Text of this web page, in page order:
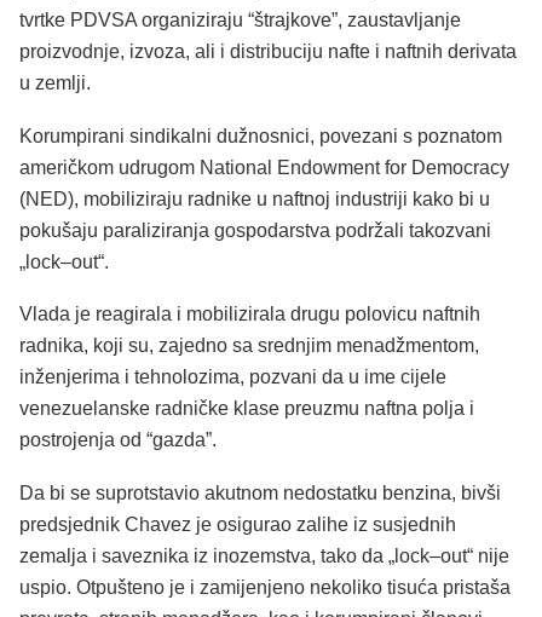
tvrtke PDVSA organiziraju “štrajkove”, zaustavljanje
proizvodnje, izvoza, ali i distribuciju nafte i naftnih derivata
u zemlji.
Korumpirani sindikalni dužnosnici, povezani s poznatom
američkom udrugom National Endowment for Democracy
(NED), mobiliziraju radnike u naftnoj industriji kako bi u
pokušaju paraliziranja gospodarstva podržali takozvani
„lock–out“.
Vlada je reagirala i mobilizirala drugu polovicu naftnih
radnika, koji su, zajedno sa srednjim menadžmentom,
inženjerima i tehnolozima, pozvani da u ime cijele
venezuelanske radničke klase preuzmu naftna polja i
postrojenja od “gazda”.
Da bi se suprotstavio akutnom nedostatku benzina, bivši
predsjednik Chavez je osigurao zalihe iz susjednih
zemalja i saveznika iz inozemstva, tako da „lock–out“ nije
uspio. Otpušteno je i zamijenjeno nekoliko tisuća pristaša